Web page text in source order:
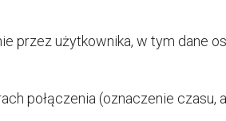
przez użytkownika, w tym dane
połączenia (oznaczenie czasu,